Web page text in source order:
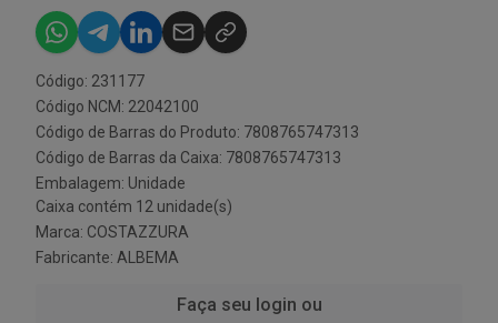
Código: 231177
Código NCM: 22042100
Código de Barras do Produto: 7808765747313
Código de Barras da Caixa: 7808765747313
Embalagem: Unidade
Caixa contém 12 unidade(s)
Marca: COSTAZZURA
Fabricante: ALBEMA
Faça seu login ou